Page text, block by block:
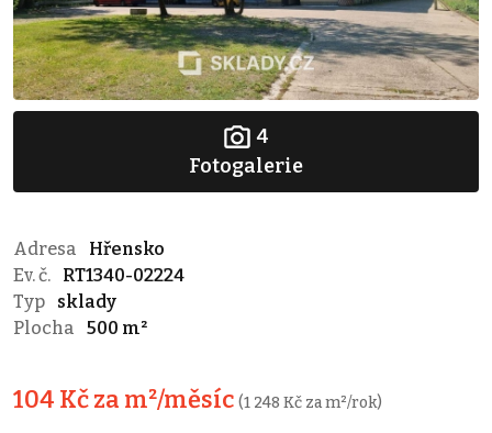
4
Fotogalerie
Adresa
Hřensko
Ev. č.
RT1340-02224
Typ
sklady
Plocha
500 m²
104 Kč za m²/měsíc (1 248 Kč za m²/rok)